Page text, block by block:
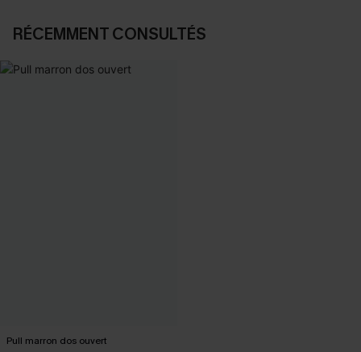
RÉCEMMENT CONSULTÉS
Pull marron dos ouvert